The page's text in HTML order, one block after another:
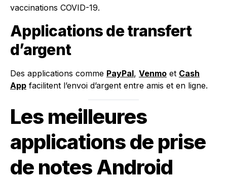
vaccinations COVID-19.
Applications de transfert
d’argent
Des applications comme PayPal, Venmo et Cash
App facilitent l’envoi d’argent entre amis et en ligne.
Les meilleures
applications de prise
de notes Android